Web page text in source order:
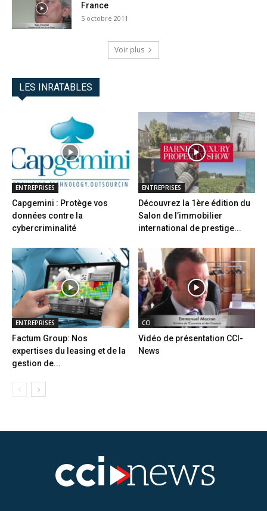
France
5 octobre 2011
Voir plus
LES INRATABLES
ENTREPRISES
Capgemini : Protège vos
données contre la
cybercriminalité
ENTREPRISES
Découvrez la 1ère édition du
Salon de l’immobilier
international de prestige...
ENTREPRISES
Factum Group: Nos
expertises du leasing et de la
gestion de...
CCI
Vidéo de présentation CCI-
News